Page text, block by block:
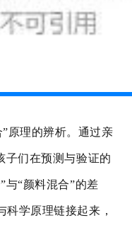
”原理的辨析。通过亲
子们在预测与验证的
”与“颜料混合”的差
学原理链接起来，